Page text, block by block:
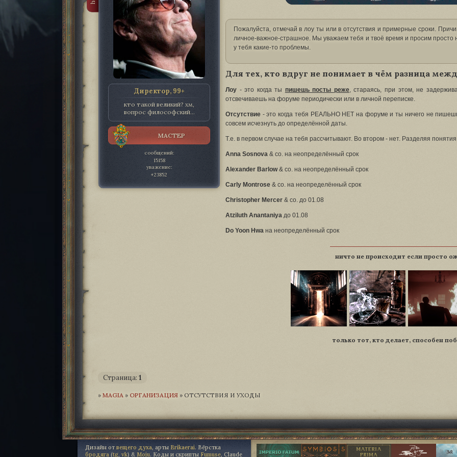
Директор, 99+
кто такой великий? хм,
вопрос философский...
МАСТЕР
сообщений:
15158
уважение:
+23852
Пожалуйста, отмечай в лоу ты или в отсутствия и примерные сроки.
личное-важное-страшное. Мы уважаем тебя и твоё время и просим просто
у тебя какие-то проблемы.
Для тех, кто вдруг не понимает в чём разница
Лоу - это когда ты пишешь посты реже, стараясь, при этом, не
отсвечиваешь на форуме периодически или в личной переписке.
Отсутствие - это когда тебя РЕАЛЬНО НЕТ на форуме и ты ничего не
совсем исчезнуть до определённой даты.
Т.е. в первом случае на тебя рассчитывают. Во втором - нет. Разделяя
Anna Sosnova & со. на неопределённый срок
Alexander Barlow& со. на неопределённый срок
Carly Montrose & co. на неопределённый срок
Christopher Mercer & co. до 01.08
Atziluth Anantaniya до 01.08
Do Yoon Hwa на неопределённый срок
ничто не происходит если просто
только тот, кто делает, способен
Страница: 1
» MAGIA­ » ОРГАНИЗАЦИЯ » ОТСУТСТВИЯ И УХОДЫ
Дизайн от вещего духа, арты Erikaerai. Вёрстка
бродяга (tg, vk) & Moju. Коды и скрипты Fumuse, Claude